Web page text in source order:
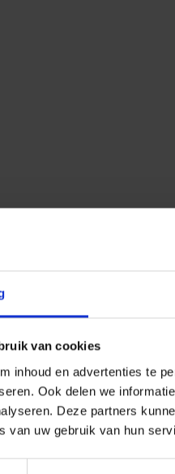
van cookies
inhoud en advertenties te
Ook delen we
Deze partners
van uw gebruik van hun